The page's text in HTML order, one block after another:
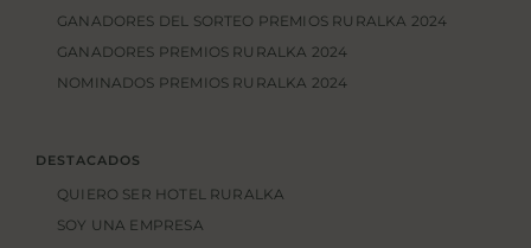
GANADORES DEL SORTEO PREMIOS RURALKA 2024
GANADORES PREMIOS RURALKA 2024
NOMINADOS PREMIOS RURALKA 2024
DESTACADOS
QUIERO SER HOTEL RURALKA
SOY UNA EMPRESA